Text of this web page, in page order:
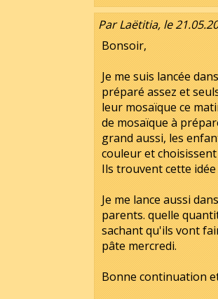
Par Laëtitia, le
Bonsoir,
Je me suis lancée
préparé assez et
leur mosaïque ce
de mosaïque à
grand aussi, les
couleur et
Ils trouvent cette
Je me lance aussi
parents. quelle
sachant qu'ils vont
pâte mercredi.
Bonne continuation